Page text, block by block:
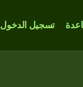
تسجيل الدخول